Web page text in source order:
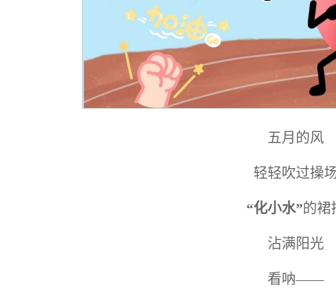
五月的风
轻轻吹过操
“化小水”的裙
沾满阳光
看呐——